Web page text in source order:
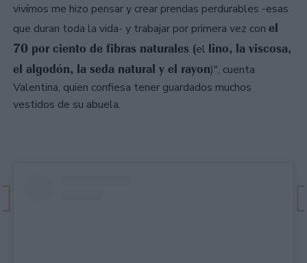
vivímos me hizo pensar y crear prendas perdurables -esas
que duran toda la vida- y trabajar por primera vez con el
70 por ciento de fibras naturales (el lino, la viscosa,
el algodón, la seda natural y el rayon)", cuenta
Valentina, quien confiesa tener guardados muchos
vestidos de su abuela.